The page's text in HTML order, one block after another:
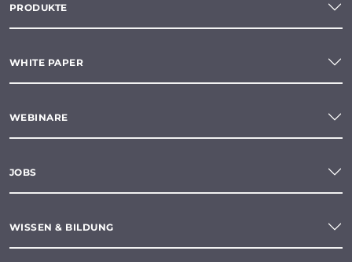
PRODUKTE
WHITE PAPER
WEBINARE
JOBS
WISSEN & BILDUNG